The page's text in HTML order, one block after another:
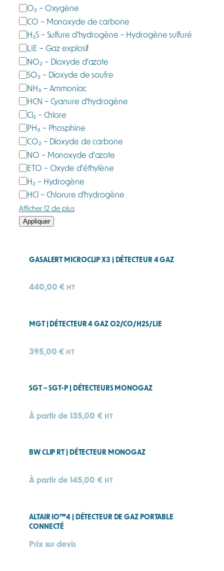
G
a
z
m
e
s
u
r
é
O₂ – Oxygène
CO – Monoxyde de carbone
H₂S – Sulfure d'hydrogène – Hydrogène sulfuré
LIE – Gaz explosif
NO₂ – Dioxyde d'azote
SO₂ – Dioxyde de soufre
NH₃ – Ammoniac
HCN – Cyanure d'hydrogène
Cl₂ – Chlore
PH₃ – Phosphine
CO₂ – Dioxyde de carbone
NO – Monoxyde d'azote
ETO – Oxyde d'éthylène
H₂ – Hydrogène
HCl – Chlorure d’hydrogène
Afficher 12 de plus
Appliquer
GASALERT MICROCLIP X3 | DÉTECTEUR 4 GAZ
440,00 € HT
MGT | DÉTECTEUR 4 GAZ O2/CO/H2S/LIE
395,00 € HT
SGT – SGT-P | DÉTECTEURS MONOGAZ
À partir de 135,00 € HT
BW CLIP RT | DÉTECTEUR MONOGAZ
À partir de 145,00 € HT
ALTAIR IO™4 | DÉTECTEUR DE GAZ PORTABLE
CONNECTÉ
Prix sur devis